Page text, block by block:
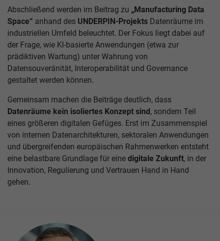
Abschließend werden im Beitrag zu „Manufacturing Data
Space“ anhand des UNDERPIN-Projekts Datenräume im
industriellen Umfeld beleuchtet. Der Fokus liegt dabei auf
der Frage, wie KI-basierte Anwendungen (etwa zur
prädiktiven Wartung) unter Wahrung von
Datensouveränität, Interoperabilität und Governance
gestaltet werden können.
Gemeinsam machen die Beiträge deutlich, dass
Datenräume kein isoliertes Konzept sind, sondern Teil
eines größeren digitalen Gefüges. Erst im Zusammenspiel
von internen Datenarchitekturen, sektoralen Anwendungen
und übergreifenden europäischen Rahmenwerken entsteht
eine belastbare Grundlage für eine digitale Zukunft, in der
Innovation, Regulierung und Vertrauen Hand in Hand
gehen.